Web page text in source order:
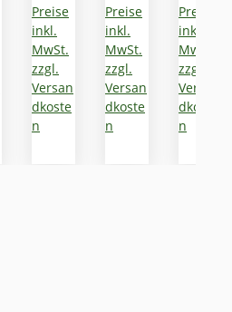
Preise
inkl.
MwSt.
zzgl.
Versan
dkoste
n
Preise
inkl.
MwSt.
zzgl.
Versan
dkoste
n
Preise
inkl.
MwSt.
zzgl.
Versan
dkoste
n